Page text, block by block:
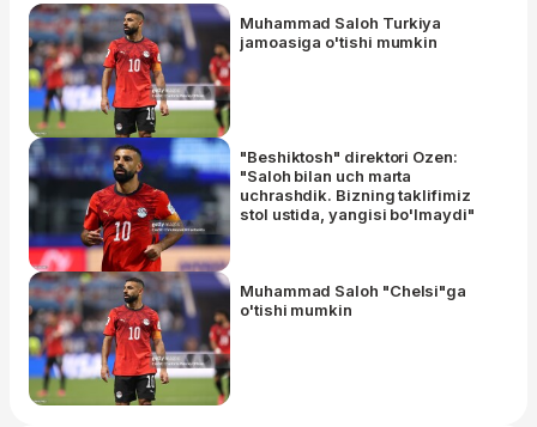
Muhammad Saloh Turkiya
jamoasiga o'tishi mumkin
"Beshiktosh" direktori Ozen:
"Saloh bilan uch marta
uchrashdik. Bizning taklifimiz
stol ustida, yangisi bo'lmaydi"
Muhammad Saloh "Chelsi"ga
o'tishi mumkin